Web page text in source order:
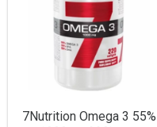
7Nutrition Omega 3 55%